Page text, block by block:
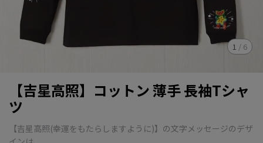
1 / 6
【吉星高照】コットン 薄手 長袖Tシャ
ツ
【吉星高照(幸運をもたらしますように)】の文字メッセージのデザ